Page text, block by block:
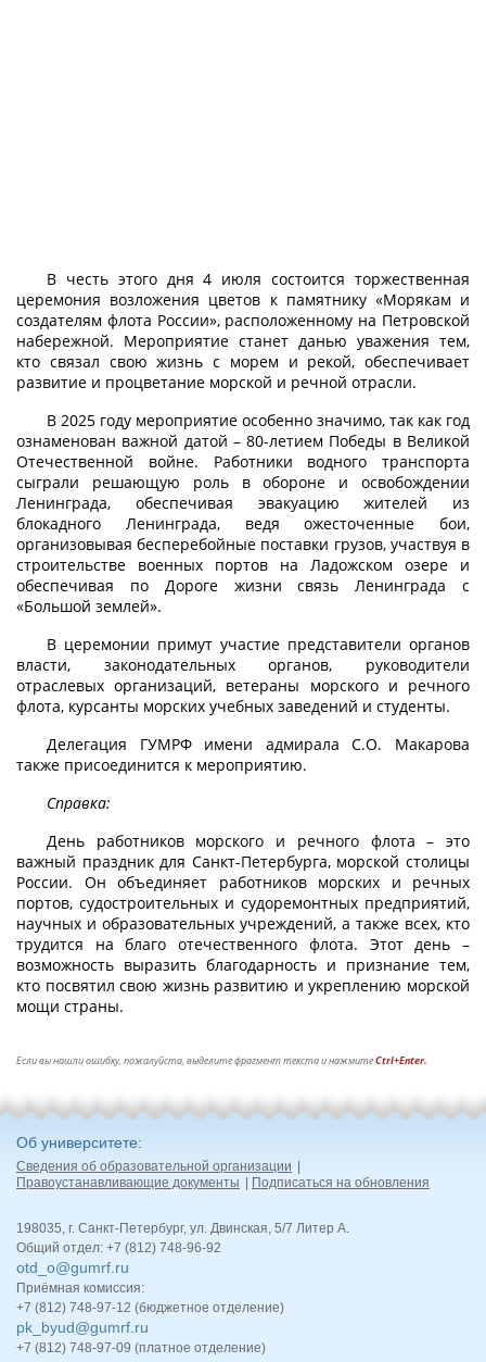
В честь этого дня 4 июля состоится торжественная
церемония возложения цветов к памятнику «Морякам и
создателям флота России», расположенному на Петровской
набережной. Мероприятие станет данью уважения тем,
кто связал свою жизнь с морем и рекой, обеспечивает
развитие и процветание морской и речной отрасли.
В 2025 году мероприятие особенно значимо, так как год
ознаменован важной датой – 80-летием Победы в Великой
Отечественной войне. Работники водного транспорта
сыграли решающую роль в обороне и освобождении
Ленинграда, обеспечивая эвакуацию жителей из
блокадного Ленинграда, ведя ожесточенные бои,
организовывая бесперебойные поставки грузов, участвуя в
строительстве военных портов на Ладожском озере и
обеспечивая по Дороге жизни связь Ленинграда с
«Большой землей».
В церемонии примут участие представители органов
власти, законодательных органов, руководители
отраслевых организаций, ветераны морского и речного
флота, курсанты морских учебных заведений и студенты.
Делегация ГУМРФ имени адмирала С.О. Макарова
также присоединится к мероприятию.
Справка:
День работников морского и речного флота – это
важный праздник для Санкт-Петербурга, морской столицы
России. Он объединяет работников морских и речных
портов, судостроительных и судоремонтных предприятий,
научных и образовательных учреждений, а также всех, кто
трудится на благо отечественного флота. Этот день –
возможность выразить благодарность и признание тем,
кто посвятил свою жизнь развитию и укреплению морской
мощи страны.
Если вы нашли ошибку, пожалуйста, выделите фрагмент текста и нажмитеCtrl+Enter.
Об университете
Сведения об образовательной организации
Правоустанавливающие документы
Подписаться на обновления
198035, г. Санкт-Петербург, ул. Двинская, 5/7 Литер А.
Общий отдел: +7 (812) 748-96-92
otd_o@gumrf.ru
Приёмная комиссия:
+7 (812) 748-97-12 (бюджетное отделение)
pk_byud@gumrf.ru
+7 (812) 748-97-09 (платное отделение)